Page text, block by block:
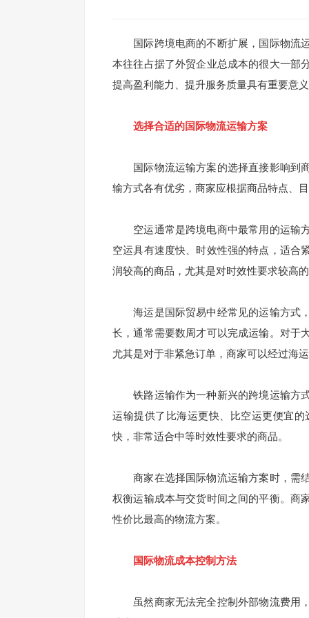
国际跨境电商的不断扩展，国际物流运
本往往占据了外贸企业总成本的很大一部
提高盈利能力、提升服务质量具有重要意
选择合适的国际物流运输方案
国际物流运输方案的选择直接影响到商
输方式各有优劣，商家应根据商品特点、
空运通常是跨境电商中最常用的运输方
空运具有速度快、时效性强的特点，适合
润较高的商品，尤其是对时效性要求较高
海运是国际贸易中经常见的运输方式，
长，通常需要数周才可以完成运输。对于
尤其是对于非紧急订单，商家可以经过海
铁路运输作为一种新兴的跨境运输方式
运输提供了比海运更快、比空运更便宜
快，非常适合中等时效性要求的商品。
商家在选择国际物流运输方案时，需结
权衡运输成本与交货时间之间的平衡。商
性价比最高的物流方案。
国际物流成本控制方法
虽然商家无法完全控制外部物流费用，